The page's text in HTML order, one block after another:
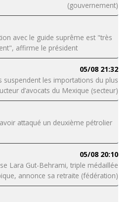
(gouvernement)
avec le guide suprême est "très
affirme le président
05/08 21:32
suspendent les importations du plus
d’avocats du Mexique (secteur)
attaqué un deuxième pétrolier
05/08 20:10
Lara Gut-Behrami, triple médaillée
annonce sa retraite (fédération)